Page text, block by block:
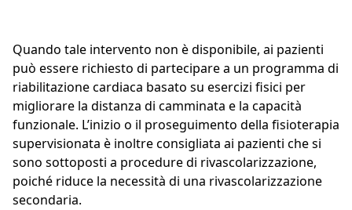
Quando tale intervento non è disponibile, ai pazienti
può essere richiesto di partecipare a un programma di
riabilitazione cardiaca basato su esercizi fisici per
migliorare la distanza di camminata e la capacità
funzionale. L’inizio o il proseguimento della fisioterapia
supervisionata è inoltre consigliata ai pazienti che si
sono sottoposti a procedure di rivascolarizzazione,
poiché riduce la necessità di una rivascolarizzazione
secondaria.